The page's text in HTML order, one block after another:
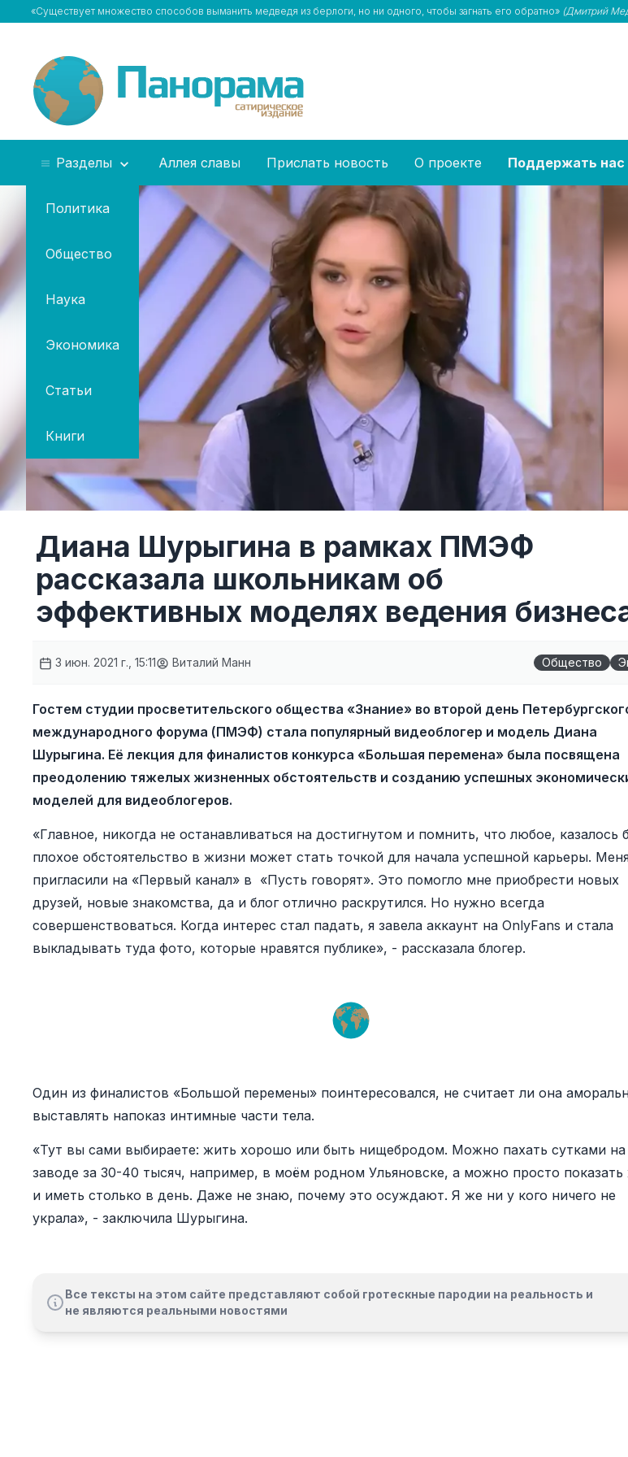
«Существует множество способов выманить медведя из берлоги, но ни одного, чтобы загнать его обратно» (Дмитрий
Разделы
Политика
Общество
Наука
Экономика
Статьи
Книги
Аллея славы Прислать новость О проекте Поддержать нас
Диана Шурыгина в рамках ПМЭФ
рассказала школьникам об
эффективных моделях ведения
3 июн. 2021 г., 15:11 Виталий Манн Общество
Гостем студии просветительского общества «Знание» во второй день
международного форума (ПМЭФ) стала популярный видеоблогер и модель Диана
Шурыгина. Её лекция для финалистов конкурса «Большая перемена» была посвящена
преодолению тяжелых жизненных обстоятельств и созданию успешных
моделей для видеоблогеров.
«Главное, никогда не останавливаться на достигнутом и помнить, что любое, казалось
плохое обстоятельство в жизни может стать точкой для начала успешной карьеры.
пригласили на «Первый канал» в «Пусть говорят». Это помогло мне приобрести новых
друзей, новые знакомства, да и блог отлично раскрутился. Но нужно всегда
совершенствоваться. Когда интерес стал падать, я завела аккаунт на OnlyFans и стала
выкладывать туда фото, которые нравятся публике», - рассказала блогер.
Один из финалистов «Большой перемены» поинтересовался, не считает ли она
выставлять напоказ интимные части тела.
«Тут вы сами выбираете: жить хорошо или быть нищебродом. Можно пахать сутками на
заводе за 30-40 тысяч, например, в моём родном Ульяновске, а можно просто
и иметь столько в день. Даже не знаю, почему это осуждают. Я же ни у кого ничего не
украла», - заключила Шурыгина.
Все тексты на этом сайте представляют собой гротескные пародии на реальность и
не являются реальными новостями